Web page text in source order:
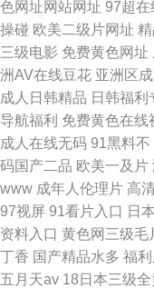
色网址网站网址 97超在
操碰 欧美二级片网址
三级电影 免费黄色网址
洲AV在线豆花 亚洲区成
成人日韩精品 日韩福利
导航福利 免费黄色在线
成人在线无码 91黑料不
码国产二品 欧美一及片
www 成年人伦理片 高
97视屏 91看片入口 日
资料入口 黄色网三级毛
丁香 国产精品水多 福
五月天av 18日本三级全